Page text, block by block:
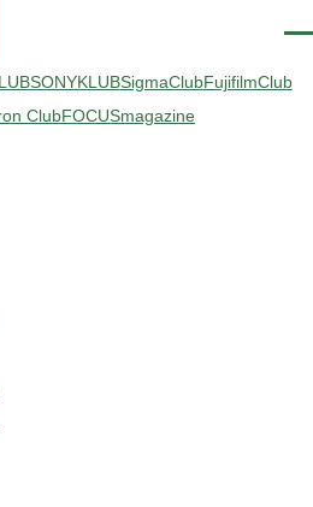
SONYKLUBSigmaClubFujifilmClub
ClubFOCUSmagazine